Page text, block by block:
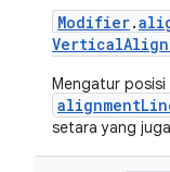
Modifier.
Mengatur
setara yang